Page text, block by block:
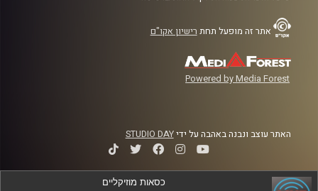
אתר זה מופעל תחת רישיון אקו"ם
Powered by Media Forest
האתר עוצב ונבנה באהבה על ידיSTUDIO DAY
כסאות מוזיקליים